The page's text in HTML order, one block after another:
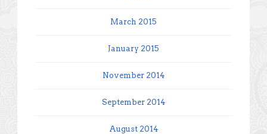
March 2015
January 2015
November 2014
September 2014
August 2014